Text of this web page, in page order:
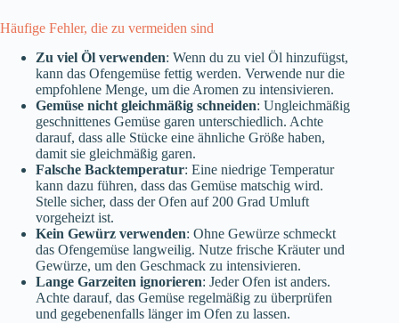
Häufige Fehler, die zu vermeiden sind
Zu viel Öl verwenden: Wenn du zu viel Öl hinzufügst,
kann das Ofengemüse fettig werden. Verwende nur die
empfohlene Menge, um die Aromen zu intensivieren.
Gemüse nicht gleichmäßig schneiden: Ungleichmäßig
geschnittenes Gemüse garen unterschiedlich. Achte
darauf, dass alle Stücke eine ähnliche Größe haben,
damit sie gleichmäßig garen.
Falsche Backtemperatur: Eine niedrige Temperatur
kann dazu führen, dass das Gemüse matschig wird.
Stelle sicher, dass der Ofen auf 200 Grad Umluft
vorgeheizt ist.
Kein Gewürz verwenden: Ohne Gewürze schmeckt
das Ofengemüse langweilig. Nutze frische Kräuter und
Gewürze, um den Geschmack zu intensivieren.
Lange Garzeiten ignorieren: Jeder Ofen ist anders.
Achte darauf, das Gemüse regelmäßig zu überprüfen
und gegebenenfalls länger im Ofen zu lassen.